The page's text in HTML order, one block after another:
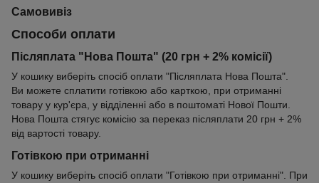
Самовивіз
Способи оплати
Післяплата "Нова Пошта" (20 грн + 2% комісії)
У кошику виберіть спосіб оплати "Післяплата Нова Пошта".
Ви можете сплатити готівкою або карткою, при отриманні
товару у кур'єра, у відділенні або в поштоматі Нової Пошти.
Нова Пошта стягує комісію за переказ післяплати 20 грн + 2%
від вартості товару.
Готівкою при отриманні
У кошику виберіть спосіб оплати "Готівкою при отриманні". При